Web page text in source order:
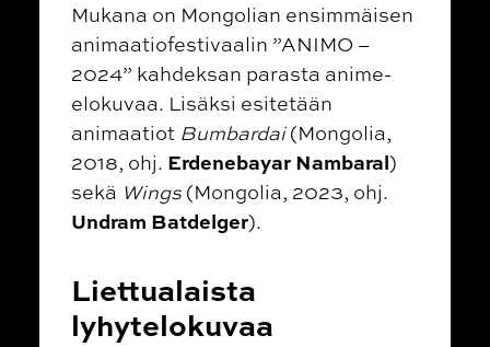
Mukana on Mongolian ensimmäisen
animaatiofestivaalin ”ANIMO –
2024” kahdeksan parasta anime-
elokuvaa. Lisäksi esitetään
animaatiot Bumbardai(Mongolia,
2018, ohj. Erdenebayar Nambaral)
sekä Wings (Mongolia, 2023, ohj.
Undram Batdelger).
Liettualaista
lyhytelokuvaa